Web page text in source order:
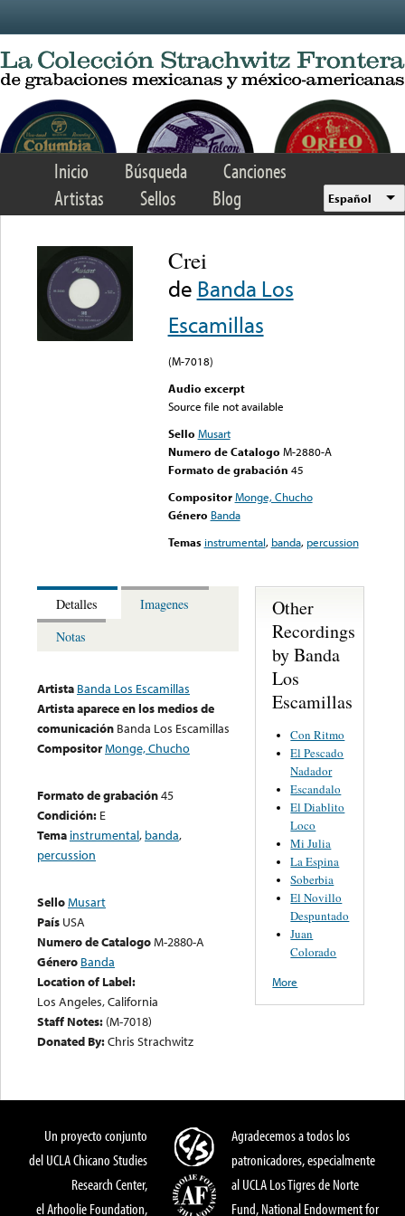
Inicio Búsqueda
Canciones
Artistas
Sellos Blog Español
Crei
de Banda Los
Escamillas
(M-7018)
Audio excerpt
Source file not available
Sello Musart
Numero de Catalogo M-2880-A
Formato de grabación 45
Compositor Monge, Chucho
Género Banda
Temas instrumental, banda, percussion
Detalles
Imagenes
Notas
Artista Banda Los Escamillas
Artista aparece en los medios de
comunicación Banda Los Escamillas
CompositorMonge, Chucho
Formato de grabación45
Condición: E
Tema instrumental, banda,
percussion
SelloMusart
País USA
Numero de CatalogoM-2880-A
Género Banda
Location of Label:
Los Angeles, California
Staff Notes: (M-7018)
Donated By:Chris Strachwitz
Other
Recordings
by Banda
Los
Escamillas
Con Ritmo
El Pescado
Nadador
Escandalo
El Diablito
Loco
Mi Julia
La Espina
Soberbia
El Novillo
Despuntado
Juan
Colorado
More
Un proyecto conjunto
del UCLA Chicano Studies
Research Center,
el Arhoolie Foundation,
Agradecemos a todos los
patronicadores, especialmente
al UCLA Los Tigres de Norte
Fund, National Endowment for